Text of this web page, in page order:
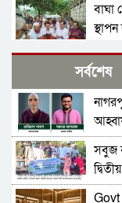
বাঘা
সর্বশেষ
সবুজ